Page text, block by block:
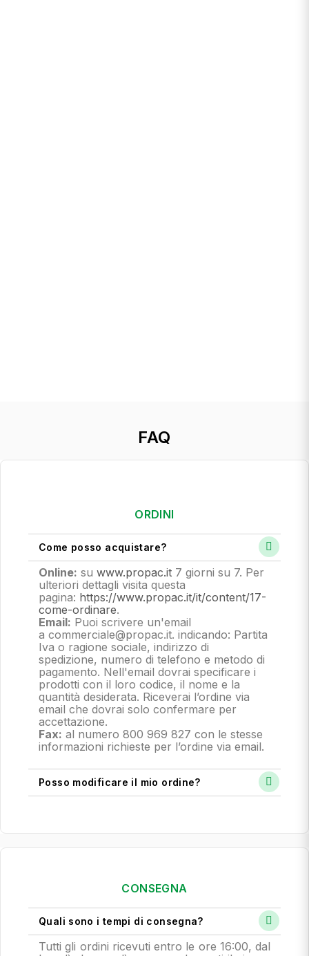
FAQ
ORDINI
Come posso acquistare?
Online: su www.propac.it 7 giorni su 7. Per
ulteriori dettagli visita questa
pagina: https://www.propac.it/it/content/17-
come-ordinare.
Email: Puoi scrivere un'email
a commerciale@propac.it. indicando: Partita
Iva o ragione sociale, indirizzo di
spedizione, numero di telefono e metodo di
pagamento. Nell'email dovrai specificare i
prodotti con il loro codice, il nome e la
quantità desiderata. Riceverai l’ordine via
email che dovrai solo confermare per
accettazione.
Fax: al numero 800 969 827 con le stesse
informazioni richieste per l’ordine via email.
Posso modificare il mio ordine?
CONSEGNA
Quali sono i tempi di consegna?
Tutti gli ordini ricevuti entro le ore 16:00, dal